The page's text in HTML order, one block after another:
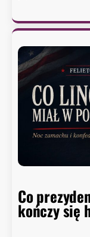
Co
kończy się